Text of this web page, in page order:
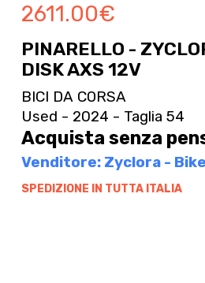
2611.00€
PINARELLO -
DISK AXS 12V
BICI DA CORSA
Used - 2024 - Taglia 54
Acquista senza
Venditore: Zyclora -
SPEDIZIONE IN TUTTA ITALIA